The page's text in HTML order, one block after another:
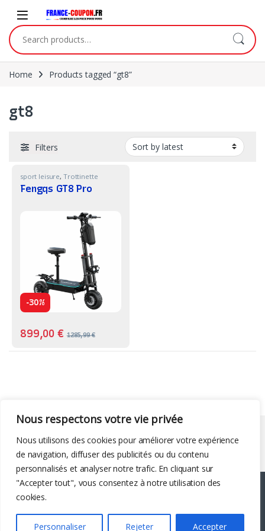
Nous respectons votre vie privée
Nous utilisons des cookies pour améliorer votre expérience
de navigation, diffuser des publicités ou du contenu
personnalisés et analyser notre trafic. En cliquant sur
"Accepter tout", vous consentez à notre utilisation des
cookies.
Personnaliser Rejeter Accepter
Search for:
Home Products tagged “gt8”
gt8
Filters
sport leisure, Trottinette
Fengqs GT8 Pro
-30%
899,00€ 1285,99€
Liens utiles